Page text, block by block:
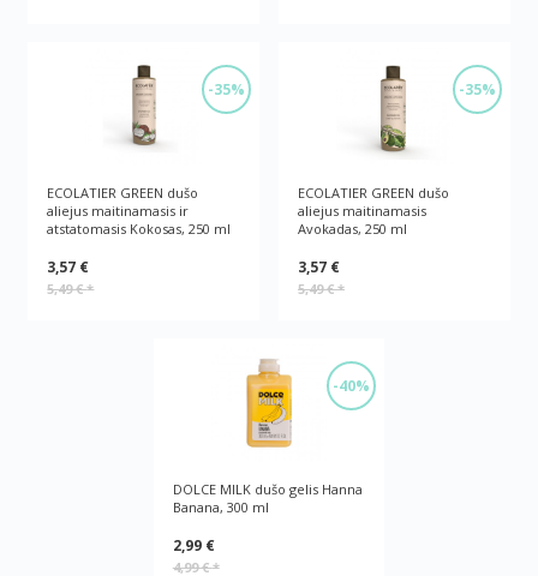
-35%
ECOLATIER GREEN dušo
aliejus maitinamasis ir
atstatomasis Kokosas, 250 ml
3,57 €
5,49 €*
-35%
ECOLATIER GREEN dušo
aliejus maitinamasis
Avokadas, 250 ml
3,57 €
5,49 €*
-40%
DOLCE MILK dušo gelis Hanna
Banana, 300 ml
2,99 €
4,99 €*